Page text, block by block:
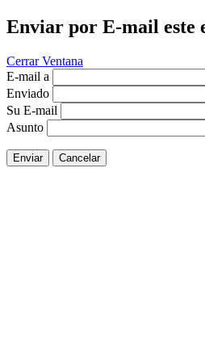
Enviar por E-mail este
Cerrar Ventana
E-mail a
Enviado
Su E-mail
Asunto
Enviar Cancelar